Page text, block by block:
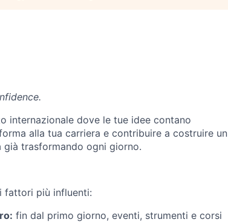
internazionale dove le tue idee contano
alla tua carriera e contribuire a costruire un
trasformando ogni giorno.
fattori più influenti:
fin dal primo giorno, eventi, strumenti e corsi